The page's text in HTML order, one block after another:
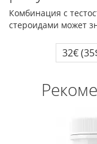
Комбинация с
стероидами может
32€